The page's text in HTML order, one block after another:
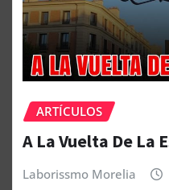
ARTÍCULOS
A La Vuelta De La
Laborissmo Morelia